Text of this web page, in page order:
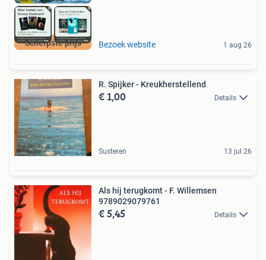
Scherpste prijs Bezoek website 1 aug 26
R. Spijker - Kreukherstellend
€ 1,00 Details
Susteren 13 jul 26
Als hij terugkomt - F. Willemsen
9789029079761
€ 5,45 Details